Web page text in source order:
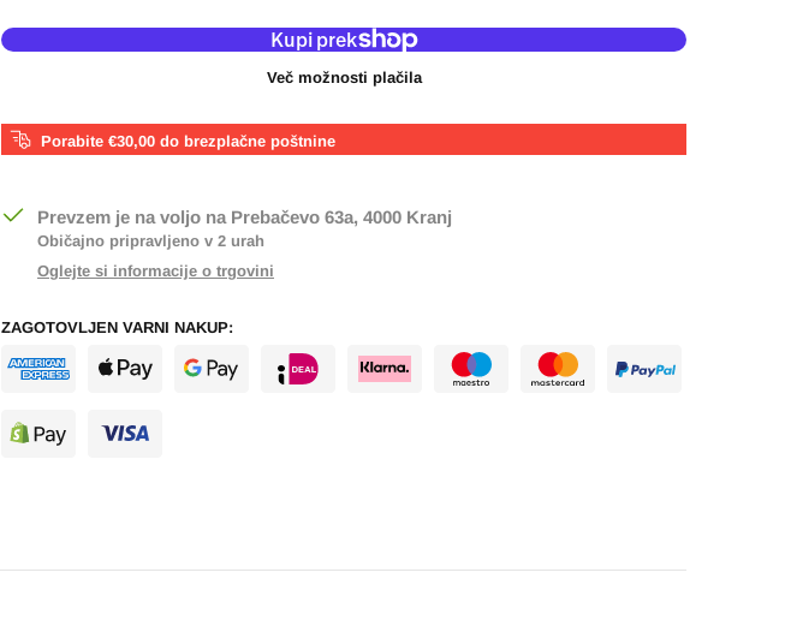
Več možnosti plačila
Porabite €30,00 do brezplačne poštnine
Prevzem je na voljo na Prebačevo 63a, 4000 Kranj
Običajno pripravljeno v 2 urah
Oglejte si informacije o trgovini
ZAGOTOVLJEN VARNI NAKUP: